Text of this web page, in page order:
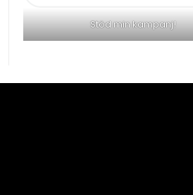
Stöd min kampanj!